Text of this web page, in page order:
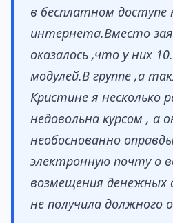
в бесплатном доступе
интернета.Вместо
оказалось ,что у них
модулей.В группе ,а
Кристине я несколько
недовольна курсом , а
необоснованно
электронную почту о
возмещения денежных
не получила должного